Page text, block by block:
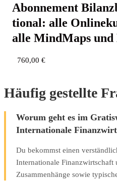
Abon­ne­ment
tio­nal: alle
alle Mind­Maps
760,00 €
Häufig gestellte
Worum geht es im
Internationale
Du bekommst einen
Internationale Finanzwirtschaft
Zusammenhänge sowie